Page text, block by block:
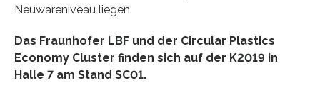
Neuwareniveau liegen.
Das Fraunhofer LBF und der Circular Plastics
Economy Cluster finden sich auf der K2019 in
Halle 7 am Stand SC01.